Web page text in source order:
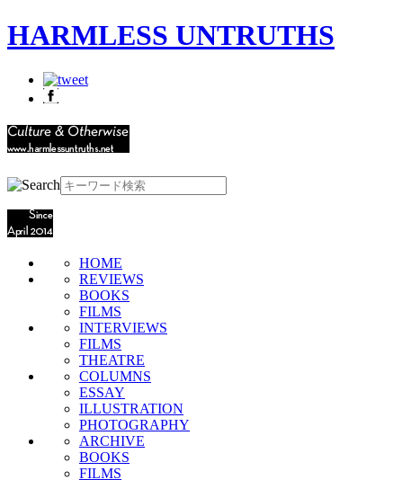
HARMLESS UNTRUTHS
HOME
REVIEWS
BOOKS
FILMS
INTERVIEWS
FILMS
THEATRE
COLUMNS
ESSAY
ILLUSTRATION
PHOTOGRAPHY
ARCHIVE
BOOKS
FILMS